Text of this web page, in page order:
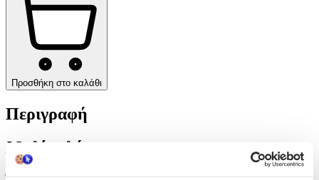
Προσθήκη στο καλάθι
Περιγραφή
Με λίγα λόγια...
Ένα μοναδικό, χειροποίητο ευχολόγιο με θέμα τον αγαπημένο